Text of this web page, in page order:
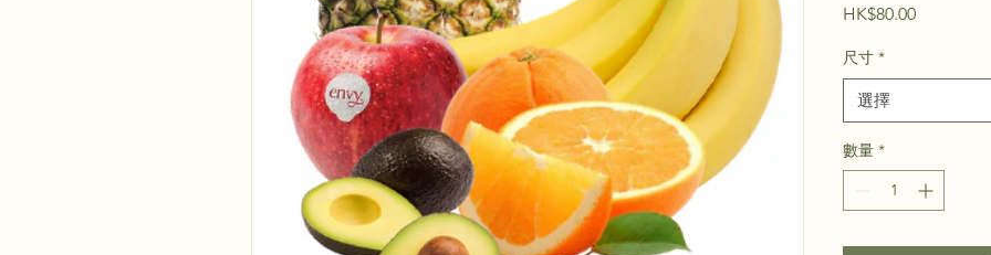
HK$80.00價
尺寸 *
選擇
數量 *